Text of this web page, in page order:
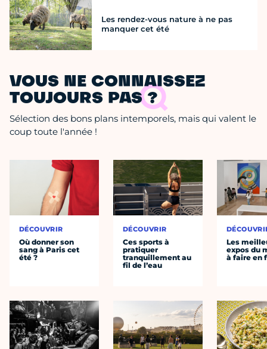
Les rendez-vous nature à ne pas
manquer cet été
VOUS NE CONNAISSEZ
TOUJOURS PAS ?
Sélection des bons plans intemporels, mais qui valent le
coup toute l'année !
DÉCOUVRIR
Où donner son
sang à Paris cet
été ?
DÉCOUVRIR
Ces sports à
pratiquer
tranquillement au
fil de l’eau
Les
expos du
à faire en